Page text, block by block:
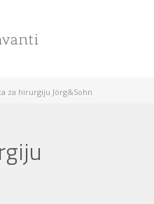
za hirurgiju Jörg&Sohn